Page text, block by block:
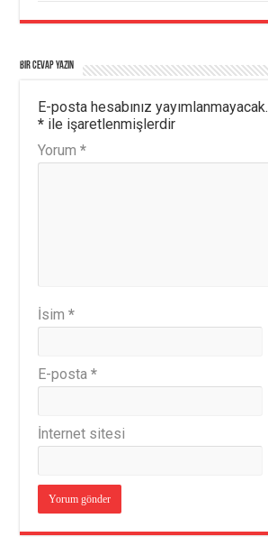
Bir cevap yazın
E-posta hesabınız yayımlanmayacak.
* ile işaretlenmişlerdir
Yorum*
İsim*
E-posta*
İnternet sitesi